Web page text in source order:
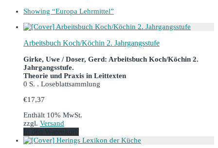
Showing “Europa Lehrmittel”
Arbeitsbuch Koch/Köchin 2. Jahrgangsstufe
Girke, Uwe / Doser, Gerd: Arbeitsbuch Koch/Köchin 2.
Jahrgangsstufe.
Theorie und Praxis in Leittexten
0 S. . Loseblattsammlung
€17,37
Enthält 10% MwSt.
zzgl. Versand
In den Warenkorb